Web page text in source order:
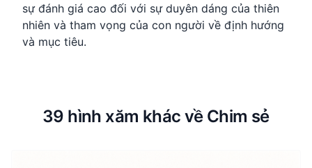
sự đánh giá cao đối với sự duyên dáng của thiên
nhiên và tham vọng của con người về định hướng
và mục tiêu.
39 hình xăm khác về Chim sẻ